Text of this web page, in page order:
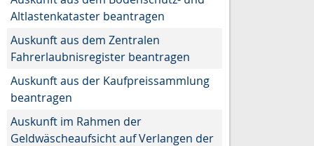
Altlastenkataster beantragen
Auskunft aus dem Zentralen
Fahrerlaubnisregister beantragen
Auskunft aus der Kaufpreissammlung
beantragen
Auskunft im Rahmen der
Geldwäscheaufsicht auf Verlangen der